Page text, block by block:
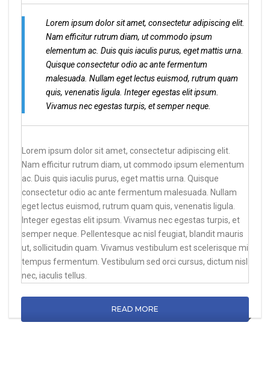
Lorem ipsum dolor sit amet, consectetur adipiscing elit.
Nam efficitur rutrum diam, ut commodo ipsum
elementum ac. Duis quis iaculis purus, eget mattis urna.
Quisque consectetur odio ac ante fermentum
malesuada. Nullam eget lectus euismod, rutrum quam
quis, venenatis ligula. Integer egestas elit ipsum.
Vivamus nec egestas turpis, et semper neque.
Lorem ipsum dolor sit amet, consectetur adipiscing elit.
Nam efficitur rutrum diam, ut commodo ipsum elementum
ac. Duis quis iaculis purus, eget mattis urna. Quisque
consectetur odio ac ante fermentum malesuada. Nullam
eget lectus euismod, rutrum quam quis, venenatis ligula.
Integer egestas elit ipsum. Vivamus nec egestas turpis, et
semper neque. Pellentesque ac nisl feugiat, blandit mauris
ut, sollicitudin quam. Vivamus vestibulum est scelerisque mi
tempus fermentum. Vestibulum sed orci cursus, dictum nisl
nec, iaculis tellus.
READ MORE